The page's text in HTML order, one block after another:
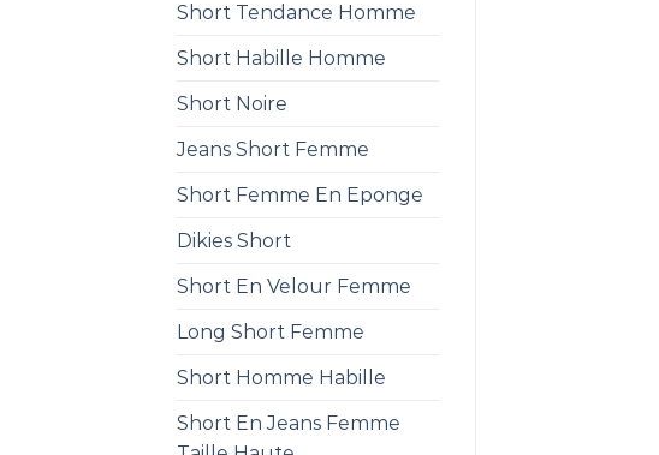
Short Tendance Homme
Short Habille Homme
Short Noire
Jeans Short Femme
Short Femme En Eponge
Dikies Short
Short En Velour Femme
Long Short Femme
Short Homme Habille
Short En Jeans Femme